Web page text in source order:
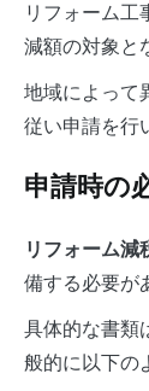
リフォーム工
減額の対象と
地域によって
従い申請を行
申請時の
リフォーム減
備する必要が
具体的な書類
般的に以下の